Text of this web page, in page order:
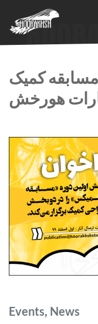
the
کمیک
هورخش
Categories
Events, News